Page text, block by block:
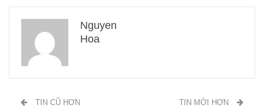
Nguyen
Hoa
TIN CŨ HƠN TIN MỚI HƠN